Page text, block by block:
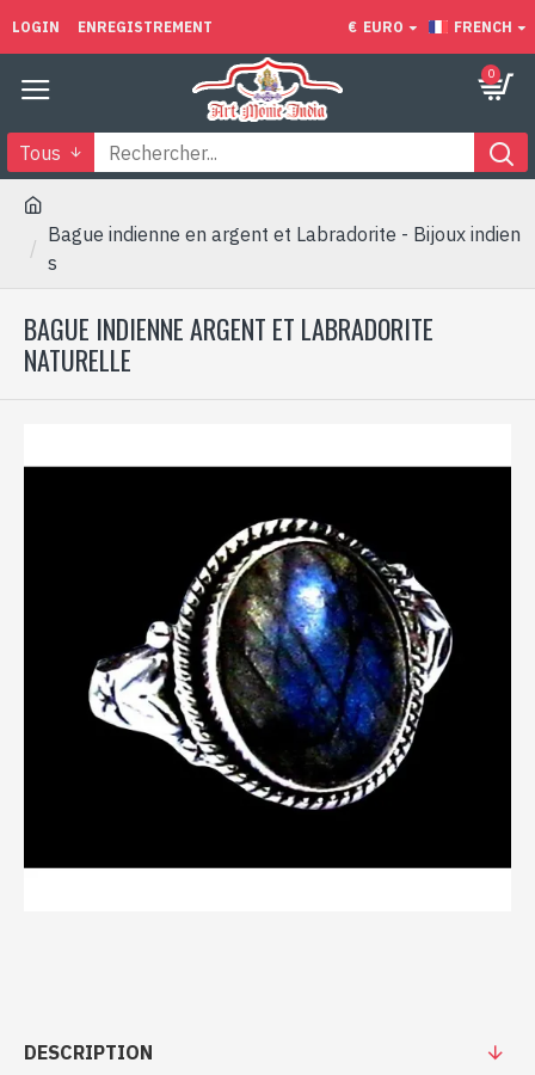
LOGIN ENREGISTREMENT € EURO FRENCH
0
Tous
Bague indienne en argent et Labradorite - Bijoux indien
s
BAGUE INDIENNE ARGENT ET LABRADORITE
NATURELLE
DESCRIPTION